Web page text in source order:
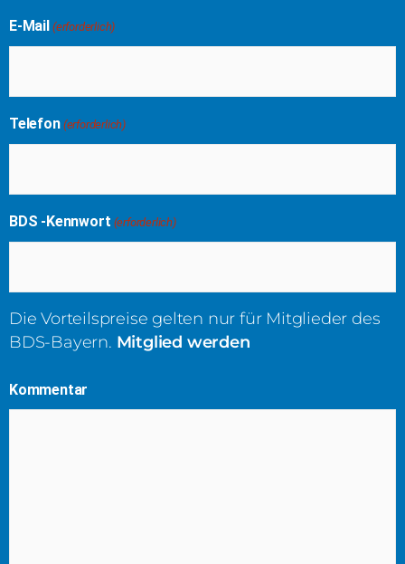
E-Mail (erforderlich)
Telefon (erforderlich)
BDS -Kennwort (erforderlich)
Die Vorteilspreise gelten nur für Mitglieder des
BDS-Bayern. Mitglied werden
Kommentar